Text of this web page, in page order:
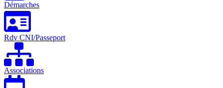
Démarches
Rdv CNI/Passeport
Associations